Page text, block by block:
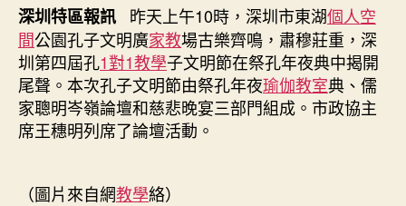
孔
子
文
明
節
舉
深圳特區報訊 昨天上午10時，深圳市東湖個人空
間公園孔子文明廣家教場古樂齊鳴，肅穆莊重，深
圳第四屆孔1對1教學子文明節在祭孔年夜典中揭開
尾聲。本次孔子文明節由祭孔年夜瑜伽教室典、儒
家聰明岑嶺論壇和慈悲晚宴三部門組成。市政協主
席王穗明列席了論壇活動。
（圖片來自網教學絡）